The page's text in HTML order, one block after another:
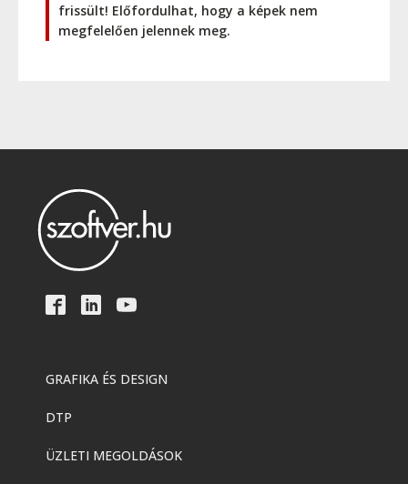
frissült! Előfordulhat, hogy a képek nem
megfelelően jelennek meg.
GRAFIKA ÉS DESIGN
DTP
ÜZLETI MEGOLDÁSOK